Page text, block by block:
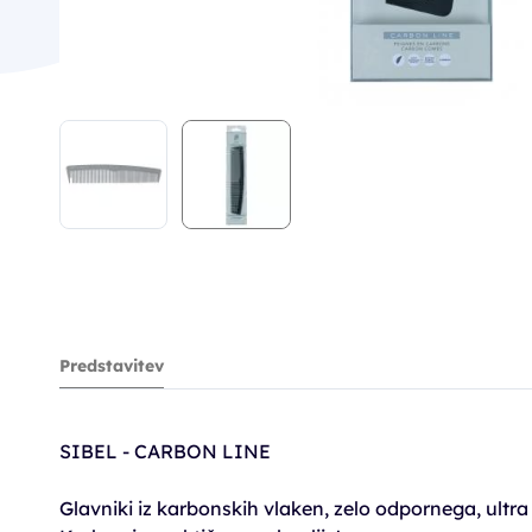
Predstavitev
SIBEL - CARBON LINE
Glavniki iz karbonskih vlaken, zelo odpornega,